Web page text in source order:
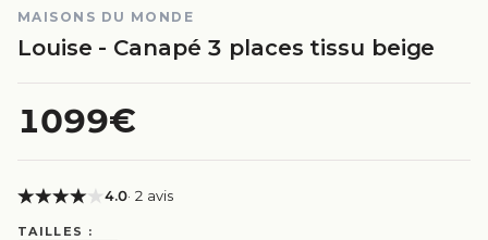
MAISONS DU MONDE
Louise - Canapé 3 places tissu beige
1099€
4.0· 2 avis
TAILLES :